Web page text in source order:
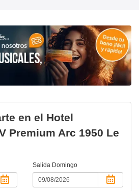
en el Hotel
Premium Arc 1950 Le
Salida Domingo